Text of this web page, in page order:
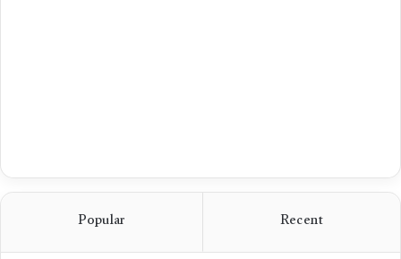
Recent
Popular